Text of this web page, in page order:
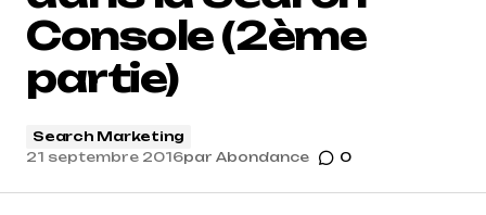
Console (2ème
partie)
Search Marketing
21 septembre 2016par Abondance 0